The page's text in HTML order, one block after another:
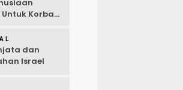
Korban
dan
Israel